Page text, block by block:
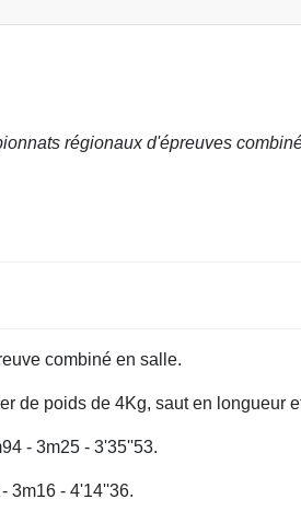
régionaux d'épreuves
combiné en salle.
de poids de 4Kg, saut en longueur
- 3m25 - 3'35''53.
3m16 - 4'14''36.